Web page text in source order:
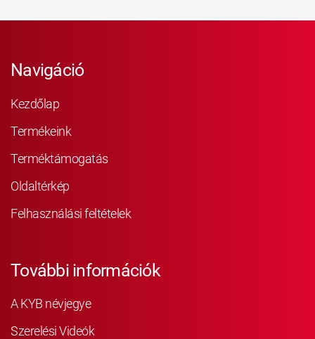
Navigáció
Kezdőlap
Termékeink
Terméktámogatás
Oldaltérkép
Felhasználási feltételek
További információk
A KYB névjegye
Szerelési Videók